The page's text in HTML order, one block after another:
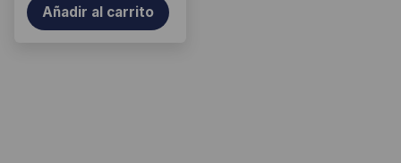
Añadir al carrito